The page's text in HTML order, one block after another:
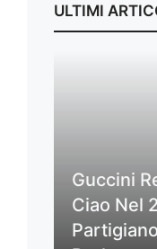
ULTIMI
Guccini
Ciao Nel